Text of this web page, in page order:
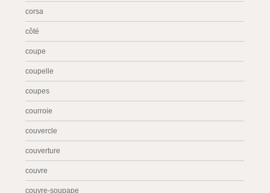
corsa
côté
coupe
coupelle
coupes
courroie
couvercle
couverture
couvre
couvre-soupape